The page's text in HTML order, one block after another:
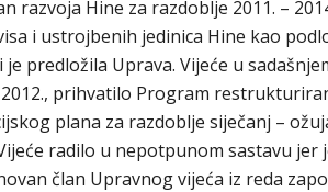
razvoja Hine za razdoblje 2011. –
i ustrojbenih jedinica Hine kao
predložila Uprava. Vijeće u
prihvatilo Program
plana za razdoblje siječanj –
radilo u nepotpunom sastavu
član Upravnog vijeća iz reda